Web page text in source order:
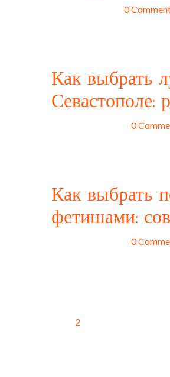
0
Как выбрать
Севастополе:
0
Как выбрать
фетишами:
0
2